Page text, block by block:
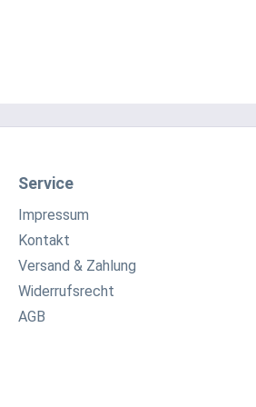
Service
Impressum
Kontakt
Versand & Zahlung
Widerrufsrecht
AGB